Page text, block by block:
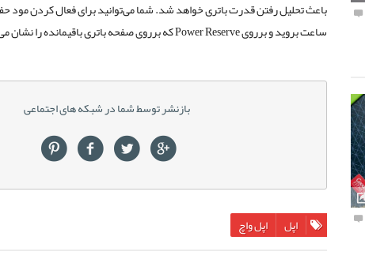
ساعت بروید و برروی Power Reserve که برروی صفحه باتری باقیمانده را نشان می‌دهد کلیک کنید.
بازنشر توسط شما در شبکه های اجتماعی
اپل اپل واچ